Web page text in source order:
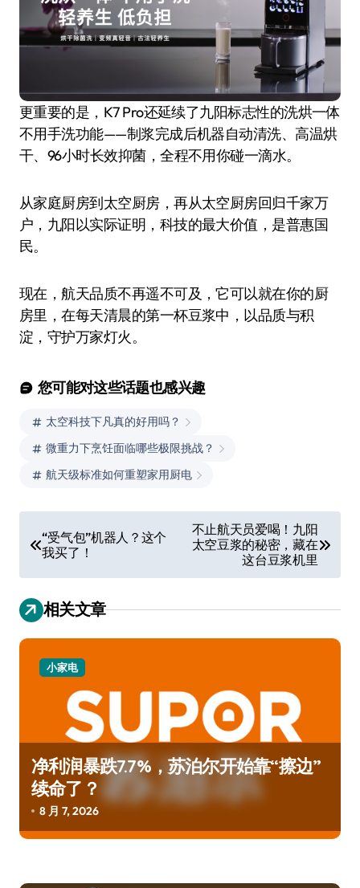
更重要的是，K7 Pro还延续了九阳标志性的洗烘一体
不用手洗功能——制浆完成后机器自动清洗、高温烘
干、96小时长效抑菌，全程不用你碰一滴水。
从家庭厨房到太空厨房，再从太空厨房回归千家万
户，九阳以实际证明，科技的最大价值，是普惠国
民。
现在，航天品质不再遥不可及，它可以就在你的厨
房里，在每天清晨的第一杯豆浆中，以品质与积
淀，守护万家灯火。
您可能对这些话题也感兴趣
太空科技下凡真的好用吗？
微重力下烹饪面临哪些极限挑战？
航天级标准如何重塑家用厨电
章
导
航
“受气包”机器人？这个
我买了！
不止航天员爱喝！九阳
太空豆浆的秘密，藏在
这台豆浆机里
相关文章
小家电
净利润暴跌7.7%，苏泊尔开始靠“擦边”
续命了？
8 月 7, 2026